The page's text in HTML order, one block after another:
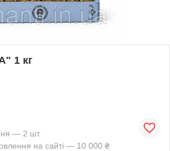
1 кг
— 2 шт.
на сайті — 10 000 ₴